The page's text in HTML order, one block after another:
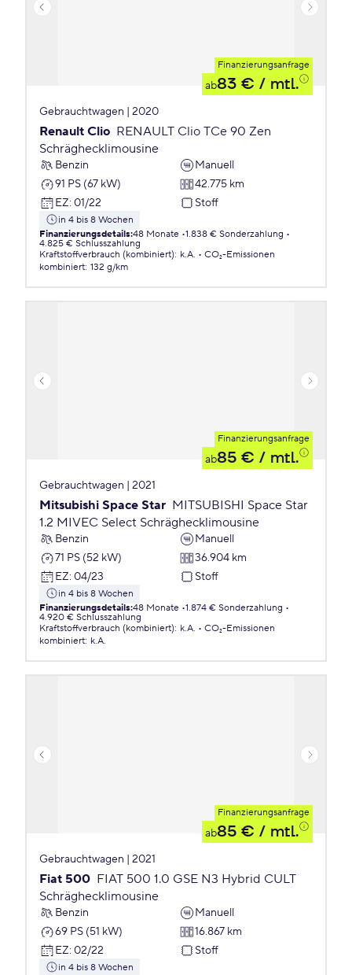
Finanzierungsanfrage
ab83 € / mtl.
Gebrauchtwagen | 2020
Renault Clio RENAULT Clio TCe 90 Zen
Schräghecklimousine
Benzin
Manuell
91 PS (67 kW)
42.775 km
EZ: 01/22 Stoff
in 4 bis 8 Wochen
Finanzierungsdetails:48 Monate 1.838 € Sonderzahlung
4.825 € Schlusszahlung
Kraftstoffverbrauch (kombiniert): k.A.
CO₂-Emissionen
kombiniert: 132 g/km
Finanzierungsanfrage
ab85 € / mtl.
Gebrauchtwagen | 2021
Mitsubishi Space Star MITSUBISHI Space Star
1.2 MIVEC Select Schräghecklimousine
Benzin
Manuell
71 PS (52 kW)
36.904 km
EZ: 04/23 Stoff
in 4 bis 8 Wochen
Finanzierungsdetails:48 Monate 1.874 € Sonderzahlung
4.920 € Schlusszahlung
Kraftstoffverbrauch (kombiniert): k.A.
CO₂-Emissionen
kombiniert: k.A.
Finanzierungsanfrage
ab85 € / mtl.
Gebrauchtwagen | 2021
Fiat 500 FIAT 500 1.0 GSE N3 Hybrid CULT
Schräghecklimousine
Benzin
Manuell
69 PS (51 kW)
16.867 km
EZ: 02/22 Stoff
in 4 bis 8 Wochen